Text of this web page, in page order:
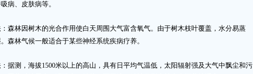
病、皮肤病等。
林因树木的光合作用使白天周围大气富含氧气。由于树木枝叶覆盖，水分易蒸
森林气候一般适合于某些神经系统疾病疗养。
测，海拔1500米以上的高山，具有日平均气温低，太阳辐射强及大气中飘尘和污